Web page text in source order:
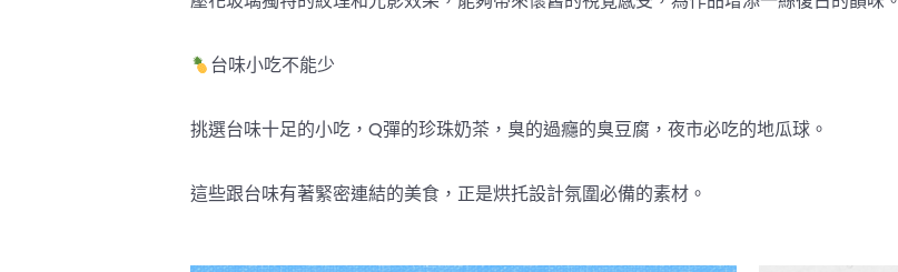
台味小吃不能少
挑選台味十足的小吃，Q彈的珍珠奶茶，臭的過癮的臭豆腐，夜市必吃的地瓜球。
這些跟台味有著緊密連結的美食，正是烘托設計氛圍必備的素材。